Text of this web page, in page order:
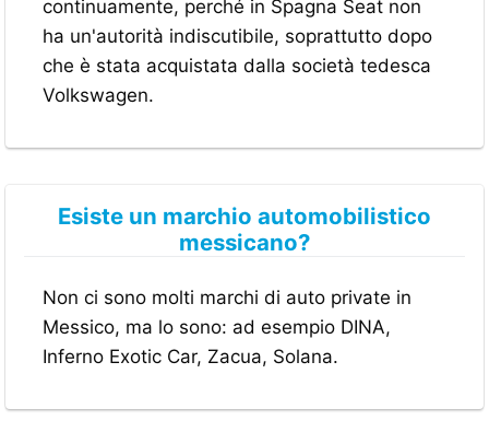
continuamente, perché in Spagna Seat non
ha un'autorità indiscutibile, soprattutto dopo
che è stata acquistata dalla società tedesca
Volkswagen.
Esiste un marchio automobilistico
messicano?
Non ci sono molti marchi di auto private in
Messico, ma lo sono: ad esempio DINA,
Inferno Exotic Car, Zacua, Solana.